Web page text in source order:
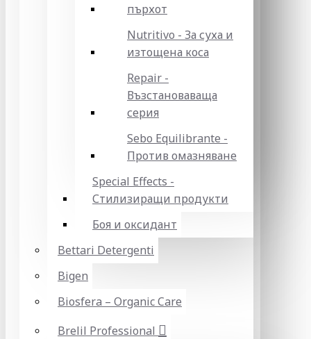
пърхот
Nutritivo - За суха и
изтощена коса
Repair -
Възстановаваща
серия
Sebo Equilibrante -
Против омазняване
Special Effects -
Стилизиращи продукти
Боя и оксидант
Bettari Detergenti
Bigen
Biosfera – Organic Care
Brelil Professional